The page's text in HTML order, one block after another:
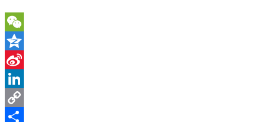
WeChat
Qzone
Sina
Weibo
LinkedIn
Copy